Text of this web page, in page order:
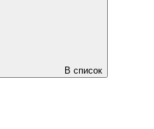
В список